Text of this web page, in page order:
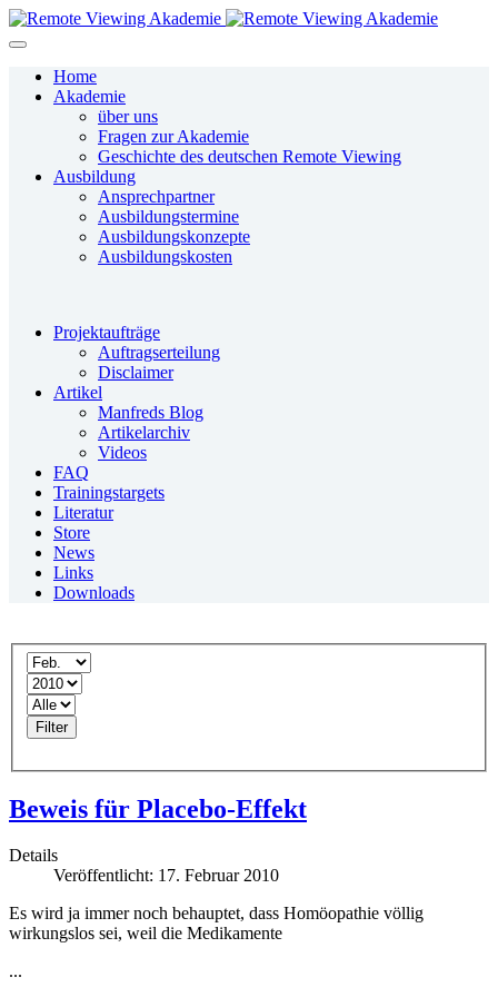
Home
Akademie
über uns
Fragen zur Akademie
Geschichte des deutschen Remote Viewing
Ausbildung
Ansprechpartner
Ausbildungstermine
Ausbildungskonzepte
Ausbildungskosten
Projektaufträge
Auftragserteilung
Disclaimer
Artikel
Manfreds Blog
Artikelarchiv
Videos
FAQ
Trainingstargets
Literatur
Store
News
Links
Downloads
Filter
Beweis für Placebo-Effekt
Details
Veröffentlicht: 17. Februar 2010
Es wird ja immer noch behauptet, dass Homöopathie völlig
wirkungslos sei, weil die Medikamente
...